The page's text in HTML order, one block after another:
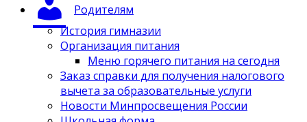
Родителям
История гимназии
Организация питания
Меню горячего питания на сегодня
Заказ справки для получения налогового
вычета за образовательные услуги
Новости Минпросвещения России